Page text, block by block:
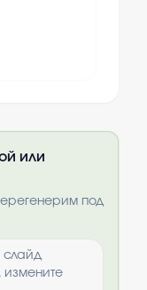
или
под